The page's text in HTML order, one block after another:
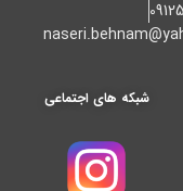
شبکه های اجتماعی